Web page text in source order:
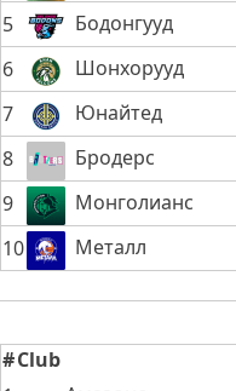
5
Бодонгууд
6
Шонхорууд
7
Юнайтед
8
Бродерс
9
Монголианс
10
Металл
#Club